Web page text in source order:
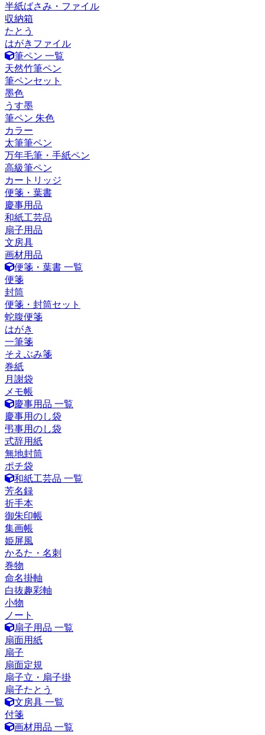
半紙ばさみ・ファイル
収納箱
たとう
はがきファイル
筆ペン 一覧
天然竹筆ペン
筆ペンセット
墨色
うす墨
筆ペン 朱色
カラー
太筆筆ペン
万年毛筆・手紙ペン
高級筆ペン
カートリッジ
便箋・葉書
慶事用品
和紙工芸品
扇子用品
文房具
画材用品
便箋・葉書 一覧
便箋
封筒
便箋・封筒セット
蛇腹便箋
はがき
一筆箋
そえぶみ箋
巻紙
月謝袋
メモ帳
慶事用品 一覧
慶事用のし袋
弔事用のし袋
式辞用紙
無地封筒
ポチ袋
和紙工芸品 一覧
芳名録
折手本
御朱印帳
集画帳
姫屏風
かるた・名刺
巻物
命名掛軸
白抜趣彩軸
小物
ノート
扇子用品 一覧
扇面用紙
扇子
扇面定規
扇子立・扇子掛
扇子たとう
文房具 一覧
付箋
画材用品 一覧